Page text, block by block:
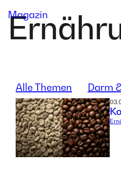
content
Magazin
Alle Themen Darm